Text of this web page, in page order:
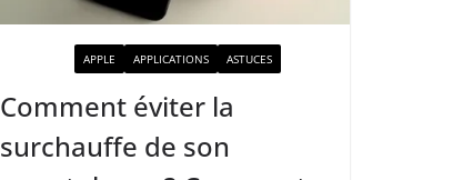
APPLE APPLICATIONS ASTUCES
Comment éviter la
surchauffe de son